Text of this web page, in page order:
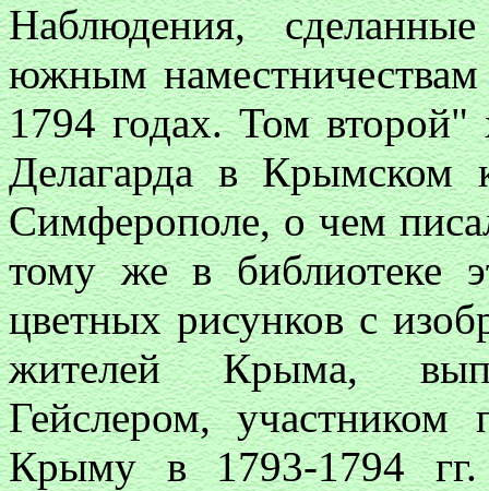
Наблюдения,
южным наместничествам
1794 годах. Том
Делагарда в Крымском
Симферополе, о чем
тому же в библиотеке
цветных рисунков с
жителей Крыма,
Гейслером,
Крыму в 1793-1794